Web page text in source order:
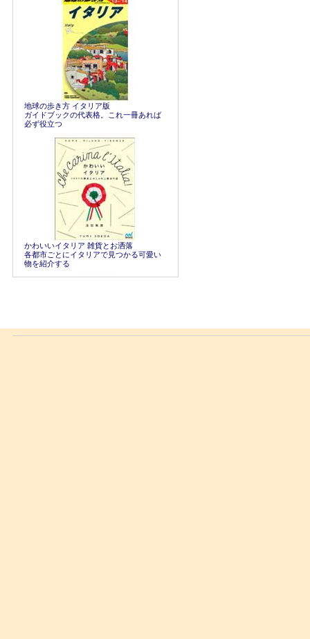
地球の歩き方 イタリア版
ガイドブックの代表格。これ一冊あれば
必ず役立つ
かわいいイタリア 雑貨とお洒落
各都市ごとにイタリアで見つかる可愛い
物を紹介する